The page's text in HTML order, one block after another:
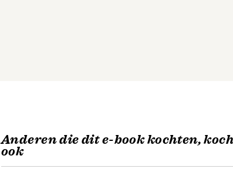
Anderen die dit e-book kochten,
ook